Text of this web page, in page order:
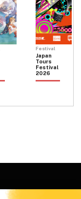
Festival
Japan
Tours
Festival
2026